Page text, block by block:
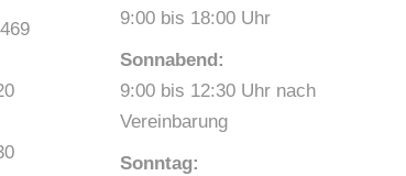
9:00 bis 18:00 Uhr
Sonnabend:
9:00 bis 12:30 Uhr nach
Vereinbarung
Sonntag: